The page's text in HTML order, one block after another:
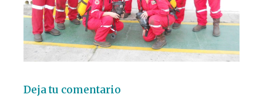
Deja tu comentario